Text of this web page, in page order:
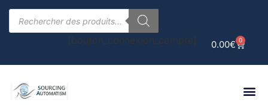
0.00€ 0
[bouton_connexion_compte]